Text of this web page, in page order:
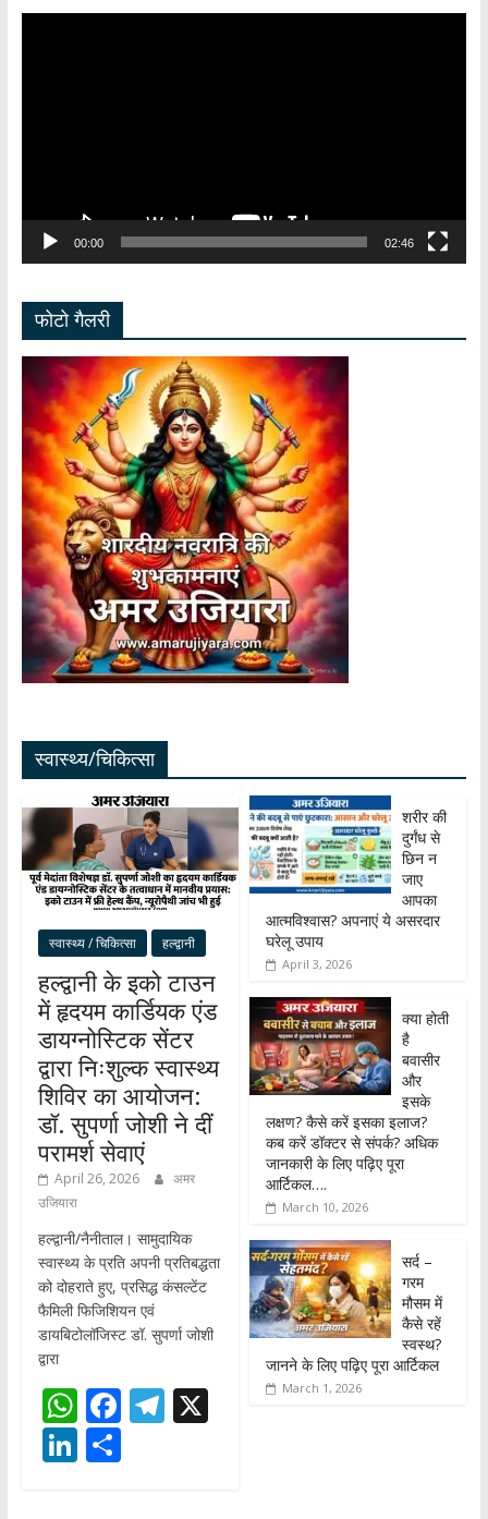
00:00 02:46
फोटो गैलरी
स्वास्थ्य/चिकित्सा
स्वास्थ्य / चिकित्सा हल्द्वानी
हल्द्वानी के इको टाउन
में हृदयम कार्डियक एंड
डायग्नोस्टिक सेंटर
द्वारा निःशुल्क स्वास्थ्य
शिविर का आयोजन:
डॉ. सुपर्णा जोशी ने दीं
परामर्श सेवाएं
April 26, 2026
अमर
उजियारा
हल्द्वानी/नैनीताल। सामुदायिक
स्वास्थ्य के प्रति अपनी प्रतिबद्धता
को दोहराते हुए, प्रसिद्ध कंसल्टेंट
फैमिली फिजिशियन एवं
डायबिटोलॉजिस्ट डॉ. सुपर्णा जोशी
द्वारा
W
h
at
F
ac
e
T X
Li S
शरीर की
दुर्गंध से
छिन न
जाए
आपका
आत्मविश्वास? अपनाएं ये असरदार
घरेलू उपाय
April 3, 2026
क्या होती
है
बवासीर
और
इसके
लक्षण? कैसे करें इसका इलाज?
कब करें डॉक्टर से संपर्क? अधिक
जानकारी के लिए पढ़िए पूरा
आर्टिकल….
March 10, 2026
सर्द –
गरम
मौसम में
कैसे रहें
स्वस्थ?
जानने के लिए पढ़िए पूरा आर्टिकल
March 1, 2026